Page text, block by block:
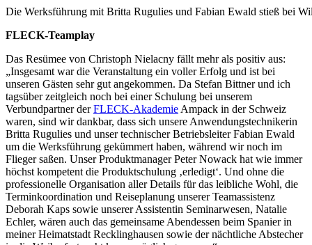
Die Werksführung mit Britta Rugulies und Fabian Ewald stieß bei
FLECK-Teamplay
Das Resümee von Christoph Nielacny fällt mehr als positiv aus:
„Insgesamt war die Veranstaltung ein voller Erfolg und ist bei
unseren Gästen sehr gut angekommen. Da Stefan Bittner und ich
tagsüber zeitgleich noch bei einer Schulung bei unserem
Verbundpartner derFLECK-Akademie Ampack in der Schweiz
waren, sind wir dankbar, dass sich unsere Anwendungstechnikerin
Britta Rugulies und unser technischer Betriebsleiter Fabian Ewald
um die Werksführung gekümmert haben, während wir noch im
Flieger saßen. Unser Produktmanager Peter Nowack hat wie immer
höchst kompetent die Produktschulung ‚erledigt‘. Und ohne die
professionelle Organisation aller Details für das leibliche Wohl, die
Terminkoordination und Reiseplanung unserer Teamassistenz
Deborah Kaps sowie unserer Assistentin Seminarwesen, Natalie
Echler, wären auch das gemeinsame Abendessen beim Spanier in
meiner Heimatstadt Recklinghausen sowie der nächtliche Abstecher